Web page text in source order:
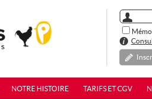
NOTRE HISTOIRE TARIFS ET CGV